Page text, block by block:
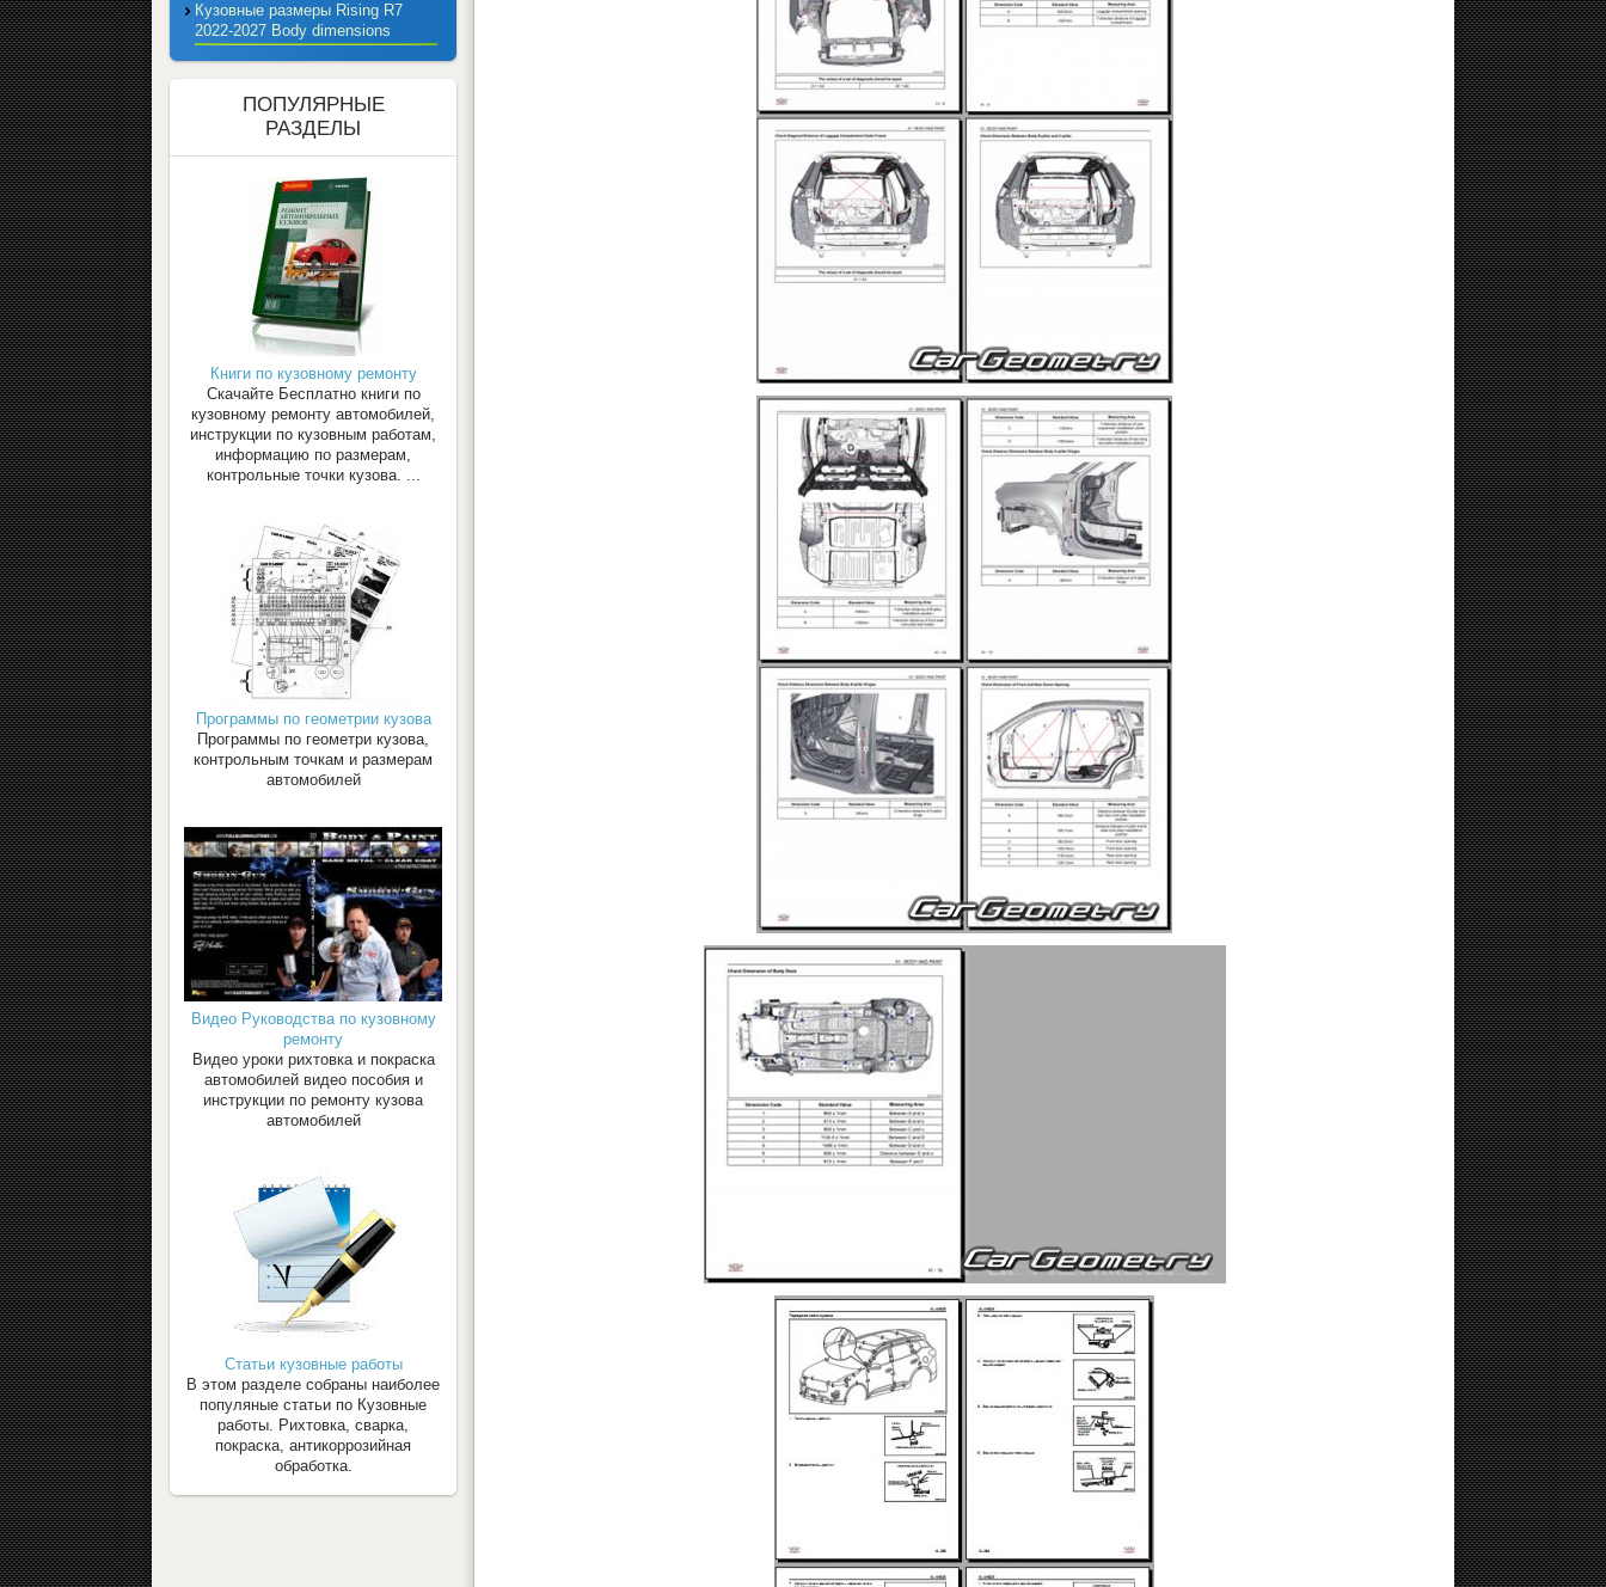
Кузовные размеры Rising R7
2022-2027 Body dimensions
ПОПУЛЯРНЫЕ
РАЗДЕЛЫ
Книги по кузовному ремонту
Скачайте Бесплатно книги по
кузовному ремонту автомобилей,
инструкции по кузовным работам,
информацию по размерам,
контрольные точки кузова. ...
Программы по геометрии кузова
Программы по геометри кузова,
контрольным точкам и размерам
автомобилей
Видео Руководства по кузовному
ремонту
Видео уроки рихтовка и покраска
автомобилей видео пособия и
инструкции по ремонту кузова
автомобилей
Статьи кузовные работы
В этом разделе собраны наиболее
популяные статьи по Кузовные
работы. Рихтовка, сварка,
покраска, антикоррозийная
обработка.